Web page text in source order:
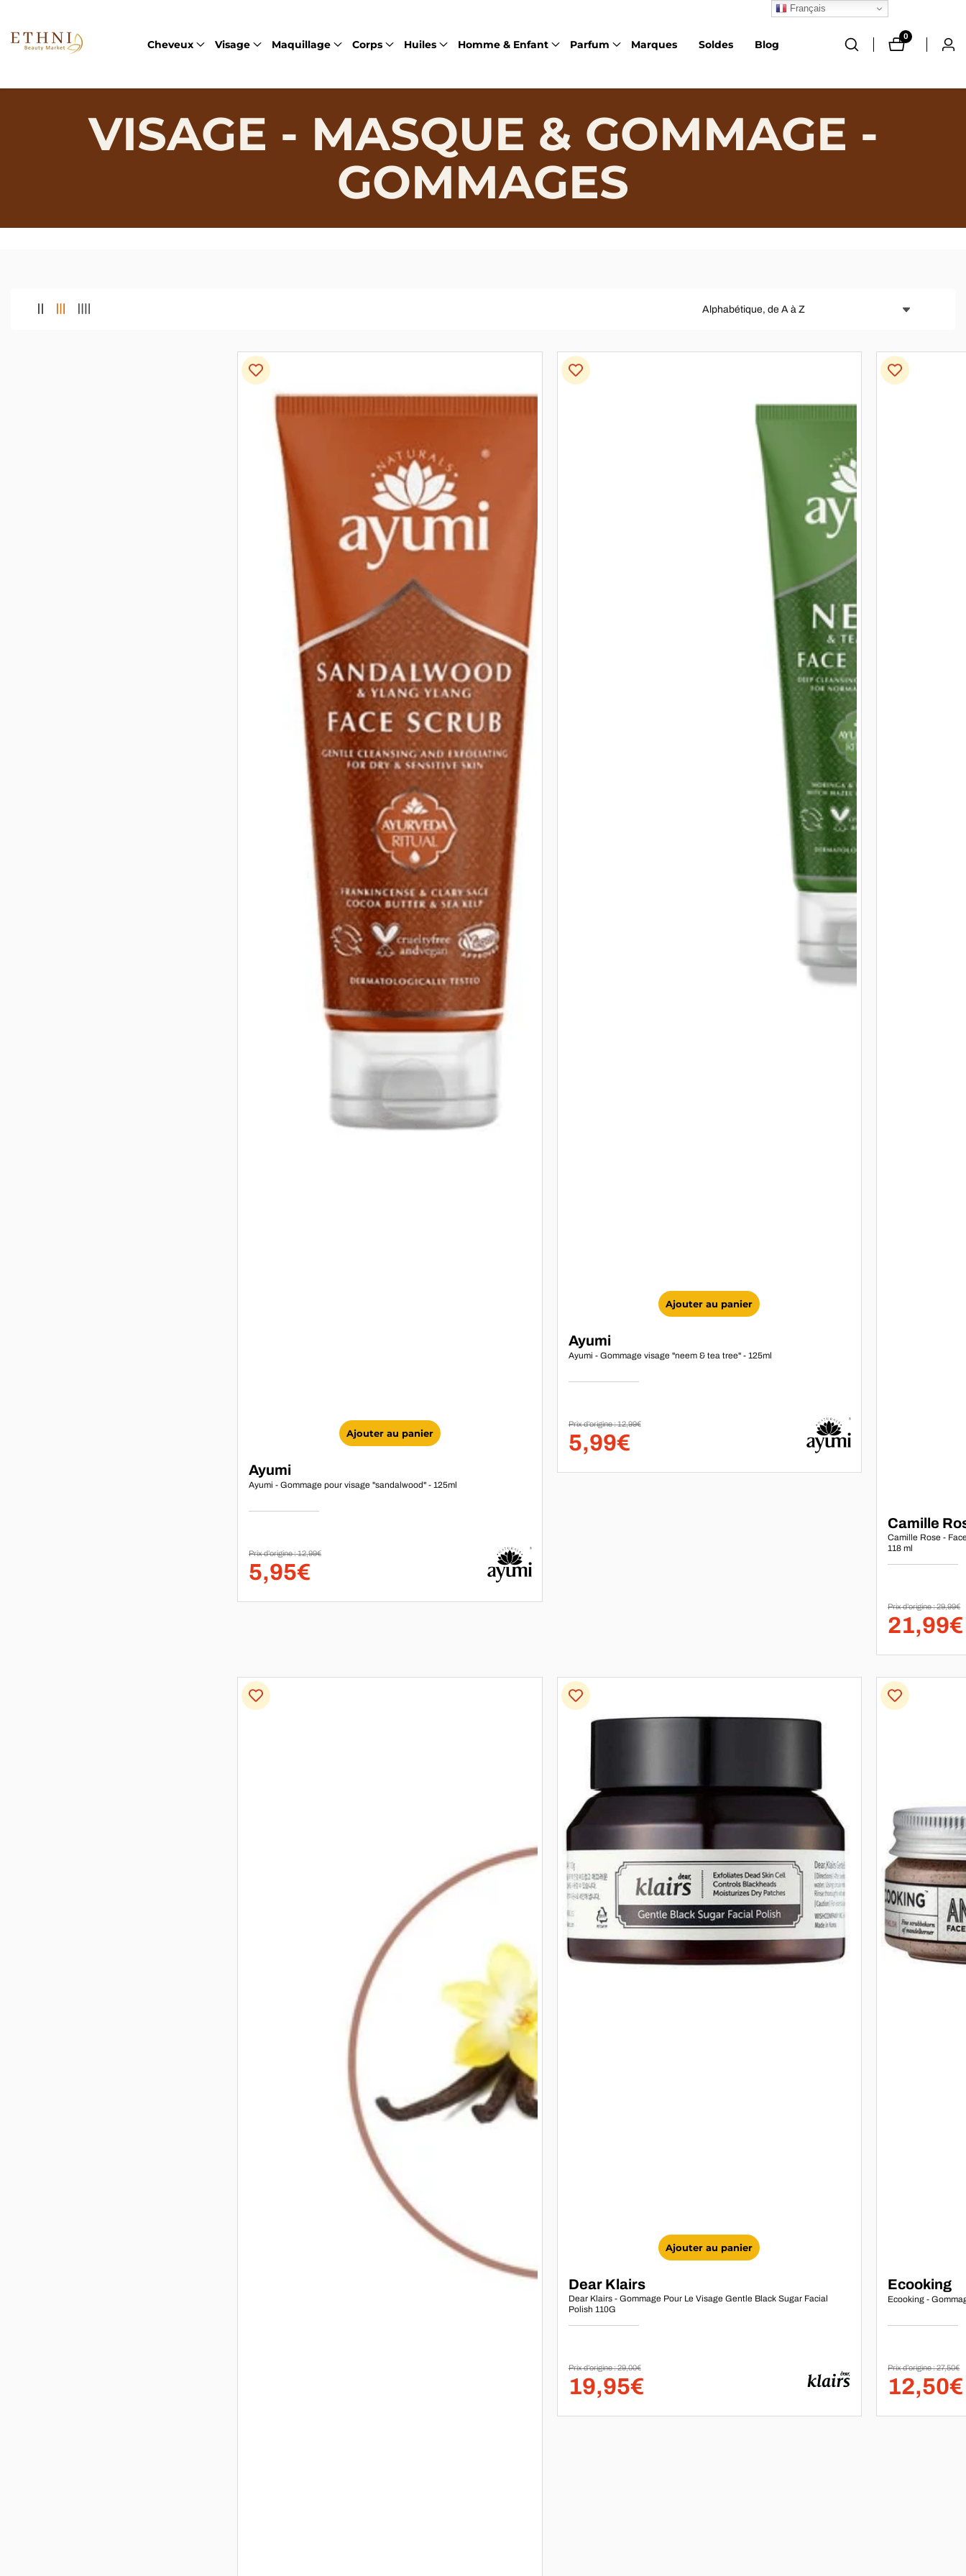
Cheveux Visage Maquillage Corps Huiles Homme & Enfant Parfum Marques Soldes Blog
00 article
VISAGE - MASQUE & GOMMAGE -
GOMMAGES
Ajouter au panier
Marque :
Ayumi
Ayumi - Gommage pour visage "sandalwood" - 125ml
Prix d’origine : 12,99€
5,95€
Ajouter au panier
Marque :
Ayumi
Ayumi - Gommage visage "neem & tea tree" - 125ml
Prix d’origine : 12,99€
5,99€
Marque :
Camille
Camille Rose -
118 ml
Prix d’origine : 29,99€
21,99€
Ajouter au panier
Marque :
Dear Klairs
Dear Klairs - Gommage Pour Le Visage Gentle Black Sugar Facial
Polish 110G
Prix d’origine : 29,00€
19,95€
Marque :
Ecooking
Ecooking -
Prix d’origine : 27,50€
12,50€
Français